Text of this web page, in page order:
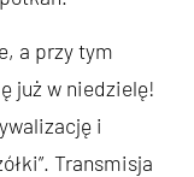
a przy tym
już w niedzielę!
i
Transmisja